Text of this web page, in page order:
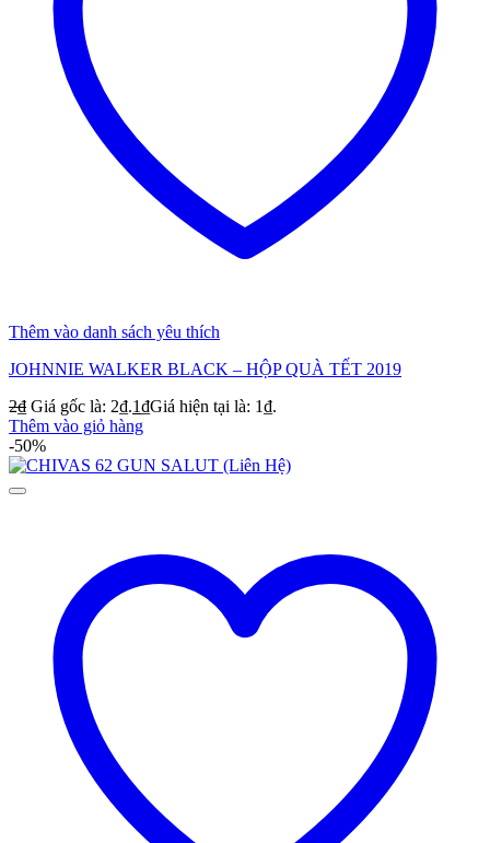
Thêm vào danh sách yêu thích
JOHNNIE WALKER BLACK – HỘP QUÀ TẾT 2019
2₫ Giá gốc là: 2₫.1₫Giá hiện tại là: 1₫.
Thêm vào giỏ hàng
-50%